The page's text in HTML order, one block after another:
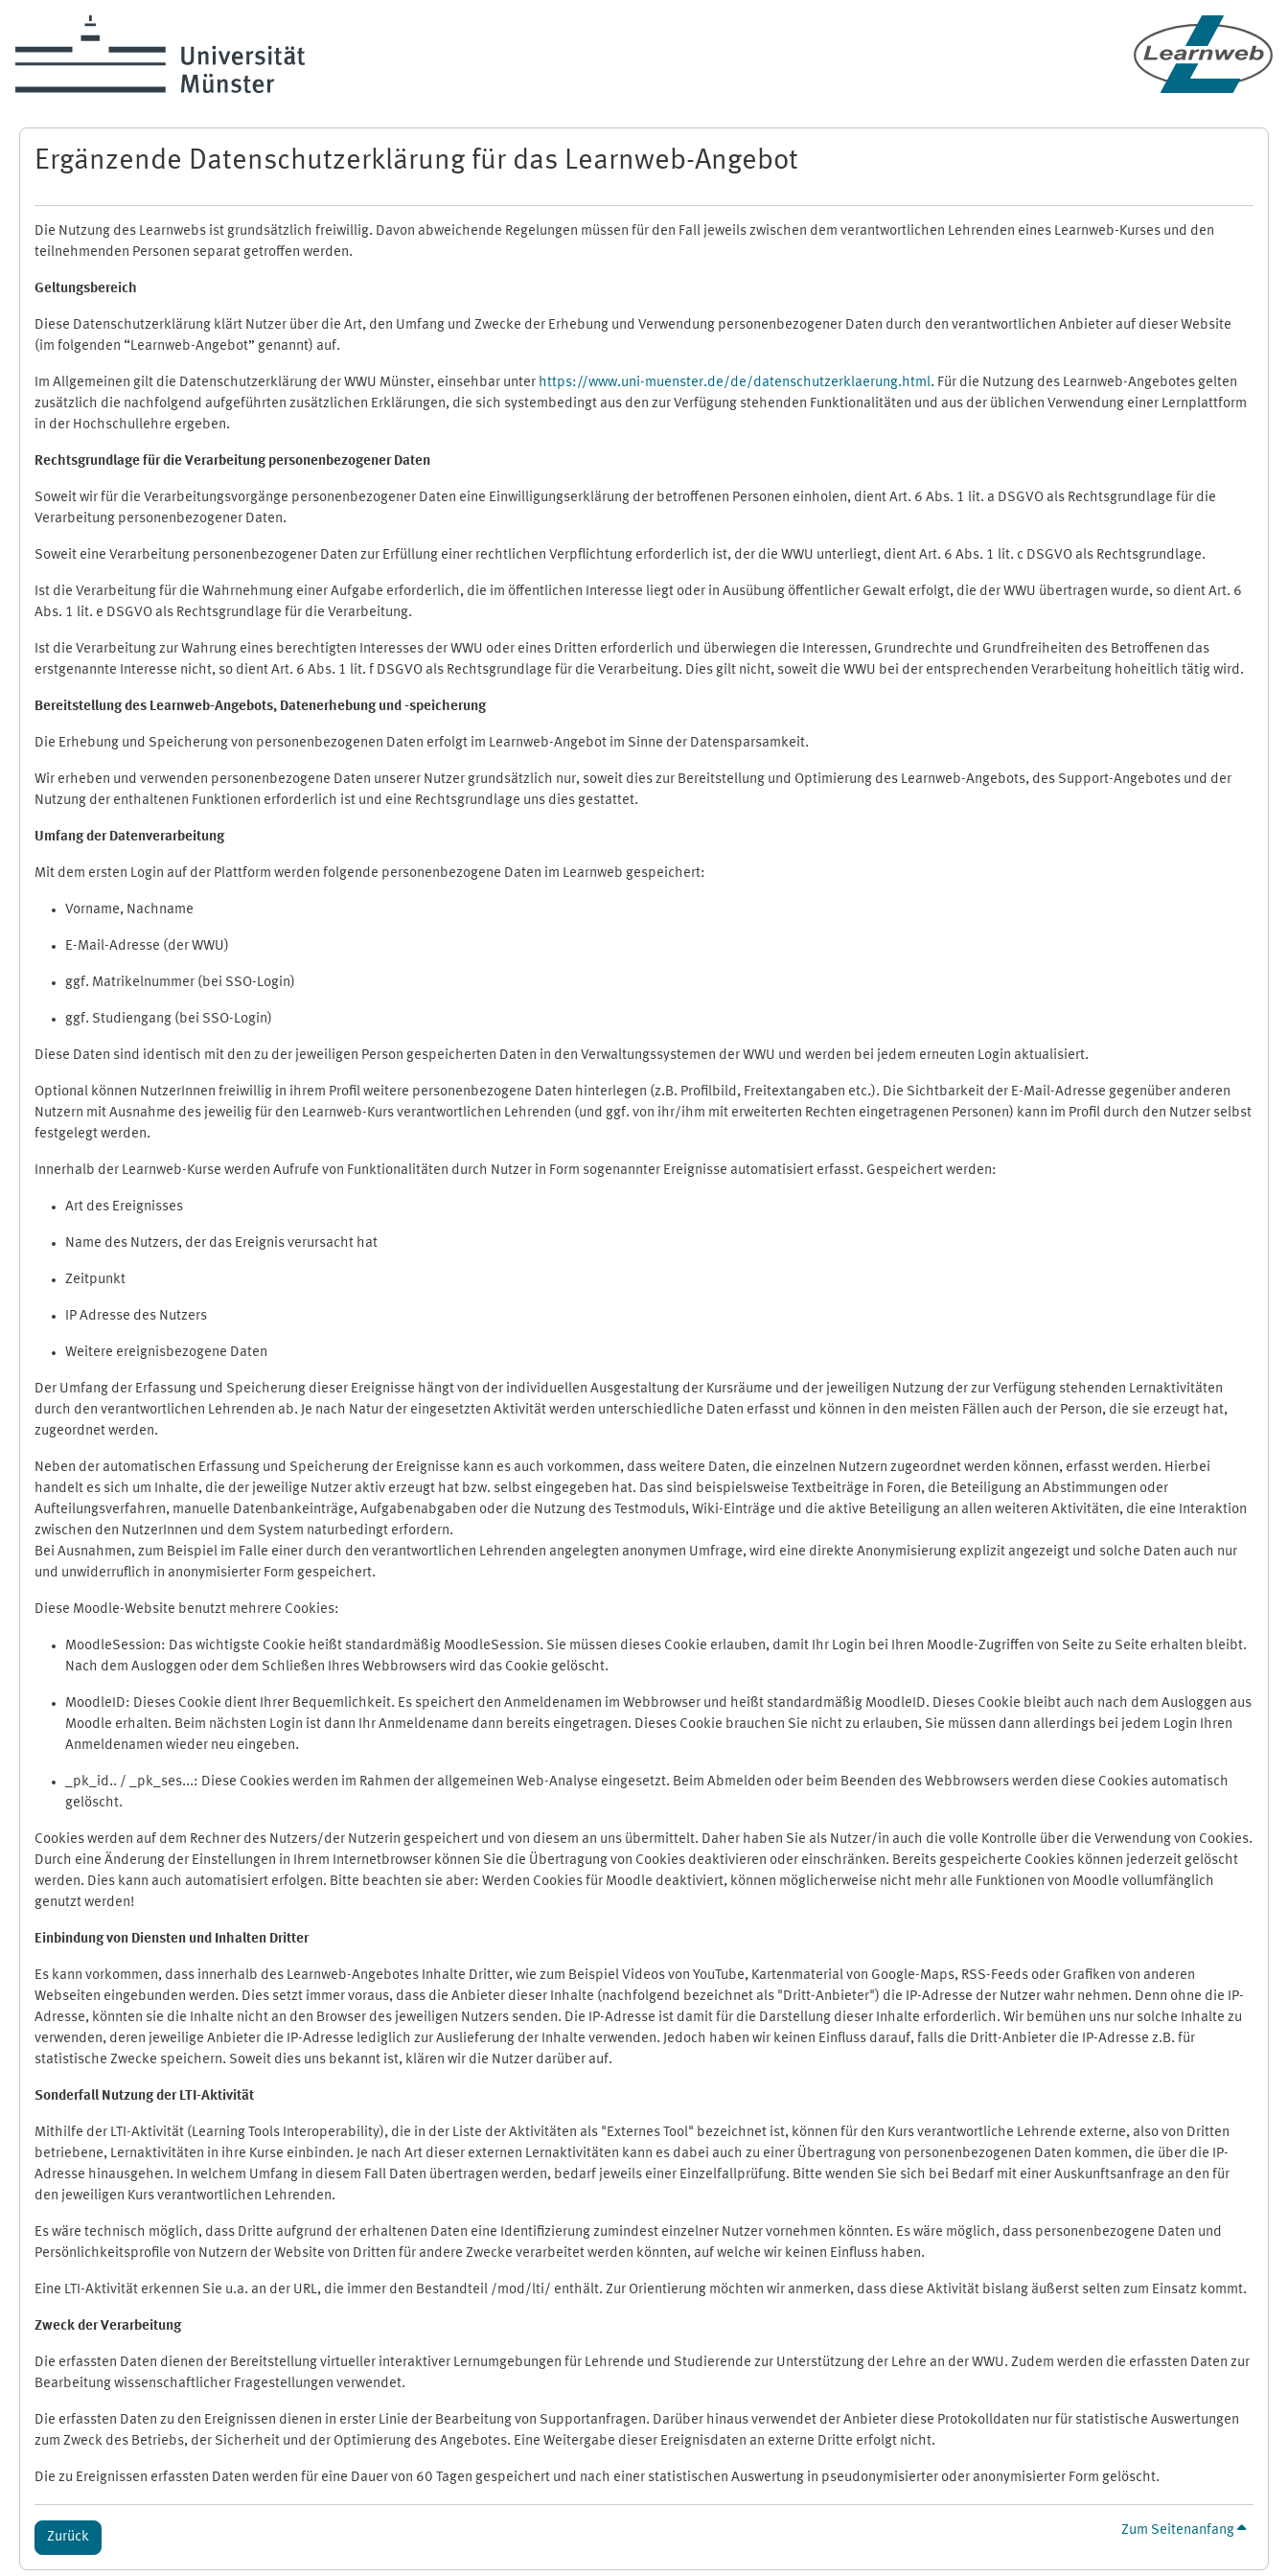
Ergänzende Datenschutzerklärung für das Learnweb-Angebot
Die Nutzung des Learnwebs ist grundsätzlich freiwillig. Davon abweichende Regelungen müssen für den Fall jeweils zwischen dem verantwortlichen Lehrenden eines Learnweb-Kurses und den
teilnehmenden Personen separat getroffen werden.
Geltungsbereich
Diese Datenschutzerklärung klärt Nutzer über die Art, den Umfang und Zwecke der Erhebung und Verwendung personenbezogener Daten durch den verantwortlichen Anbieter auf dieser Website
(im folgenden “Learnweb-Angebot” genannt) auf.
Im Allgemeinen gilt die Datenschutzerklärung der WWU Münster, einsehbar unter https://www.uni-muenster.de/de/datenschutzerklaerung.html. Für die Nutzung des Learnweb-Angebotes gelten
zusätzlich die nachfolgend aufgeführten zusätzlichen Erklärungen, die sich systembedingt aus den zur Verfügung stehenden Funktionalitäten und aus der üblichen Verwendung einer Lernplattform
in der Hochschullehre ergeben.
Rechtsgrundlage für die Verarbeitung personenbezogener Daten
Soweit wir für die Verarbeitungsvorgänge personenbezogener Daten eine Einwilligungserklärung der betroffenen Personen einholen, dient Art. 6 Abs. 1 lit. a DSGVO als Rechtsgrundlage für die
Verarbeitung personenbezogener Daten.
Soweit eine Verarbeitung personenbezogener Daten zur Erfüllung einer rechtlichen Verpflichtung erforderlich ist, der die WWU unterliegt, dient Art. 6 Abs. 1 lit. c DSGVO als Rechtsgrundlage.
Ist die Verarbeitung für die Wahrnehmung einer Aufgabe erforderlich, die im öffentlichen Interesse liegt oder in Ausübung öffentlicher Gewalt erfolgt, die der WWU übertragen wurde, so dient Art. 6
Abs. 1 lit. e DSGVO als Rechtsgrundlage für die Verarbeitung.
Ist die Verarbeitung zur Wahrung eines berechtigten Interesses der WWU oder eines Dritten erforderlich und überwiegen die Interessen, Grundrechte und Grundfreiheiten des Betroffenen das
erstgenannte Interesse nicht, so dient Art. 6 Abs. 1 lit. f DSGVO als Rechtsgrundlage für die Verarbeitung. Dies gilt nicht, soweit die WWU bei der entsprechenden Verarbeitung hoheitlich tätig wird.
Bereitstellung des Learnweb-Angebots, Datenerhebung und -speicherung
Die Erhebung und Speicherung von personenbezogenen Daten erfolgt im Learnweb-Angebot im Sinne der Datensparsamkeit.
Wir erheben und verwenden personenbezogene Daten unserer Nutzer grundsätzlich nur, soweit dies zur Bereitstellung und Optimierung des Learnweb-Angebots, des Support-Angebotes und der
Nutzung der enthaltenen Funktionen erforderlich ist und eine Rechtsgrundlage uns dies gestattet.
Umfang der Datenverarbeitung
Mit dem ersten Login auf der Plattform werden folgende personenbezogene Daten im Learnweb gespeichert:
Vorname, Nachname
E-Mail-Adresse (der WWU)
ggf. Matrikelnummer (bei SSO-Login)
ggf. Studiengang (bei SSO-Login)
Diese Daten sind identisch mit den zu der jeweiligen Person gespeicherten Daten in den Verwaltungssystemen der WWU und werden bei jedem erneuten Login aktualisiert.
Optional können NutzerInnen freiwillig in ihrem Profil weitere personenbezogene Daten hinterlegen (z.B. Profilbild, Freitextangaben etc.). Die Sichtbarkeit der E-Mail-Adresse gegenüber anderen
Nutzern mit Ausnahme des jeweilig für den Learnweb-Kurs verantwortlichen Lehrenden (und ggf. von ihr/ihm mit erweiterten Rechten eingetragenen Personen) kann im Profil durch den Nutzer selbst
festgelegt werden.
Innerhalb der Learnweb-Kurse werden Aufrufe von Funktionalitäten durch Nutzer in Form sogenannter Ereignisse automatisiert erfasst. Gespeichert werden:
Art des Ereignisses
Name des Nutzers, der das Ereignis verursacht hat
Zeitpunkt
IP Adresse des Nutzers
Weitere ereignisbezogene Daten
Der Umfang der Erfassung und Speicherung dieser Ereignisse hängt von der individuellen Ausgestaltung der Kursräume und der jeweiligen Nutzung der zur Verfügung stehenden Lernaktivitäten
durch den verantwortlichen Lehrenden ab. Je nach Natur der eingesetzten Aktivität werden unterschiedliche Daten erfasst und können in den meisten Fällen auch der Person, die sie erzeugt hat,
zugeordnet werden.
Neben der automatischen Erfassung und Speicherung der Ereignisse kann es auch vorkommen, dass weitere Daten, die einzelnen Nutzern zugeordnet werden können, erfasst werden. Hierbei
handelt es sich um Inhalte, die der jeweilige Nutzer aktiv erzeugt hat bzw. selbst eingegeben hat. Das sind beispielsweise Textbeiträge in Foren, die Beteiligung an Abstimmungen oder
Aufteilungsverfahren, manuelle Datenbankeinträge, Aufgabenabgaben oder die Nutzung des Testmoduls, Wiki-Einträge und die aktive Beteiligung an allen weiteren Aktivitäten, die eine Interaktion
zwischen den NutzerInnen und dem System naturbedingt erfordern.
Bei Ausnahmen, zum Beispiel im Falle einer durch den verantwortlichen Lehrenden angelegten anonymen Umfrage, wird eine direkte Anonymisierung explizit angezeigt und solche Daten auch nur
und unwiderruflich in anonymisierter Form gespeichert.
Diese Moodle-Website benutzt mehrere Cookies:
MoodleSession: Das wichtigste Cookie heißt standardmäßig MoodleSession. Sie müssen dieses Cookie erlauben, damit Ihr Login bei Ihren Moodle-Zugriffen von Seite zu Seite erhalten bleibt.
Nach dem Ausloggen oder dem Schließen Ihres Webbrowsers wird das Cookie gelöscht.
MoodleID: Dieses Cookie dient Ihrer Bequemlichkeit. Es speichert den Anmeldenamen im Webbrowser und heißt standardmäßig MoodleID. Dieses Cookie bleibt auch nach dem Ausloggen aus
Moodle erhalten. Beim nächsten Login ist dann Ihr Anmeldename dann bereits eingetragen. Dieses Cookie brauchen Sie nicht zu erlauben, Sie müssen dann allerdings bei jedem Login Ihren
Anmeldenamen wieder neu eingeben.
_pk_id.. / _pk_ses...: Diese Cookies werden im Rahmen der allgemeinen Web-Analyse eingesetzt. Beim Abmelden oder beim Beenden des Webbrowsers werden diese Cookies automatisch
gelöscht.
Cookies werden auf dem Rechner des Nutzers/der Nutzerin gespeichert und von diesem an uns übermittelt. Daher haben Sie als Nutzer/in auch die volle Kontrolle über die Verwendung von Cookies.
Durch eine Änderung der Einstellungen in Ihrem Internetbrowser können Sie die Übertragung von Cookies deaktivieren oder einschränken. Bereits gespeicherte Cookies können jederzeit gelöscht
werden. Dies kann auch automatisiert erfolgen. Bitte beachten sie aber: Werden Cookies für Moodle deaktiviert, können möglicherweise nicht mehr alle Funktionen von Moodle vollumfänglich
genutzt werden!
Einbindung von Diensten und Inhalten Dritter
Es kann vorkommen, dass innerhalb des Learnweb-Angebotes Inhalte Dritter, wie zum Beispiel Videos von YouTube, Kartenmaterial von Google-Maps, RSS-Feeds oder Grafiken von anderen
Webseiten eingebunden werden. Dies setzt immer voraus, dass die Anbieter dieser Inhalte (nachfolgend bezeichnet als "Dritt-Anbieter") die IP-Adresse der Nutzer wahr nehmen. Denn ohne die IP-
Adresse, könnten sie die Inhalte nicht an den Browser des jeweiligen Nutzers senden. Die IP-Adresse ist damit für die Darstellung dieser Inhalte erforderlich. Wir bemühen uns nur solche Inhalte zu
verwenden, deren jeweilige Anbieter die IP-Adresse lediglich zur Auslieferung der Inhalte verwenden. Jedoch haben wir keinen Einfluss darauf, falls die Dritt-Anbieter die IP-Adresse z.B. für
statistische Zwecke speichern. Soweit dies uns bekannt ist, klären wir die Nutzer darüber auf.
Sonderfall Nutzung der LTI-Aktivität
Mithilfe der LTI-Aktivität (Learning Tools Interoperability), die in der Liste der Aktivitäten als "Externes Tool" bezeichnet ist, können für den Kurs verantwortliche Lehrende externe, also von Dritten
betriebene, Lernaktivitäten in ihre Kurse einbinden. Je nach Art dieser externen Lernaktivitäten kann es dabei auch zu einer Übertragung von personenbezogenen Daten kommen, die über die IP-
Adresse hinausgehen. In welchem Umfang in diesem Fall Daten übertragen werden, bedarf jeweils einer Einzelfallprüfung. Bitte wenden Sie sich bei Bedarf mit einer Auskunftsanfrage an den für
den jeweiligen Kurs verantwortlichen Lehrenden.
Es wäre technisch möglich, dass Dritte aufgrund der erhaltenen Daten eine Identifizierung zumindest einzelner Nutzer vornehmen könnten. Es wäre möglich, dass personenbezogene Daten und
Persönlichkeitsprofile von Nutzern der Website von Dritten für andere Zwecke verarbeitet werden könnten, auf welche wir keinen Einfluss haben.
Eine LTI-Aktivität erkennen Sie u.a. an der URL, die immer den Bestandteil /mod/lti/ enthält. Zur Orientierung möchten wir anmerken, dass diese Aktivität bislang äußerst selten zum Einsatz kommt.
Zweck der Verarbeitung
Die erfassten Daten dienen der Bereitstellung virtueller interaktiver Lernumgebungen für Lehrende und Studierende zur Unterstützung der Lehre an der WWU. Zudem werden die erfassten Daten zur
Bearbeitung wissenschaftlicher Fragestellungen verwendet.
Die erfassten Daten zu den Ereignissen dienen in erster Linie der Bearbeitung von Supportanfragen. Darüber hinaus verwendet der Anbieter diese Protokolldaten nur für statistische Auswertungen
zum Zweck des Betriebs, der Sicherheit und der Optimierung des Angebotes. Eine Weitergabe dieser Ereignisdaten an externe Dritte erfolgt nicht.
Die zu Ereignissen erfassten Daten werden für eine Dauer von 60 Tagen gespeichert und nach einer statistischen Auswertung in pseudonymisierter oder anonymisierter Form gelöscht.
Zurück Zum Seitenanfang